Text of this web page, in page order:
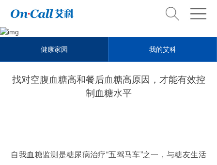
Health steward
健康管家
健康家园 我的艾科
找对空腹血糖高和餐后血糖高原因，才能有效控
制血糖水平
自我血糖监测是糖尿病治疗“五驾马车”之一，与糖友生活